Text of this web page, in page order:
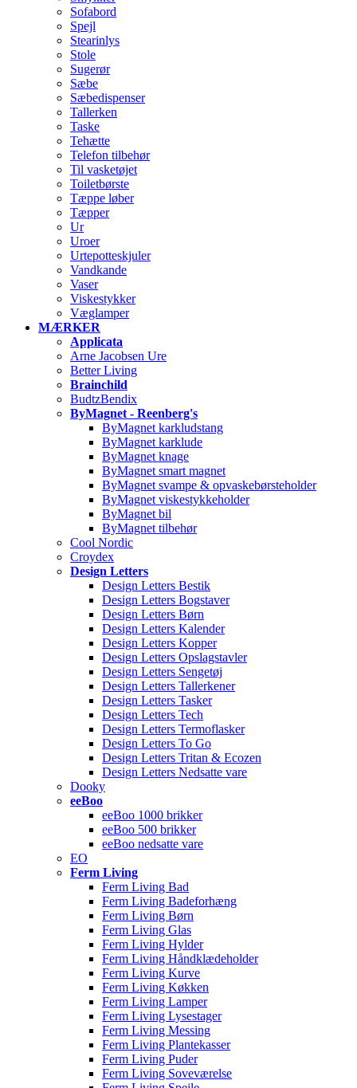
Sofabord
Spejl
Stearinlys
Stole
Sugerør
Sæbe
Sæbedispenser
Tallerken
Taske
Tehætte
Telefon tilbehør
Til vasketøjet
Toiletbørste
Tæppe løber
Tæpper
Ur
Uroer
Urtepotteskjuler
Vandkande
Vaser
Viskestykker
Væglamper
MÆRKER
Applicata
Arne Jacobsen Ure
Better Living
Brainchild
BudtzBendix
ByMagnet - Reenberg's
ByMagnet karkludstang
ByMagnet karklude
ByMagnet knage
ByMagnet smart magnet
ByMagnet svampe & opvaskebørsteholder
ByMagnet viskestykkeholder
ByMagnet bil
ByMagnet tilbehør
Cool Nordic
Croydex
Design Letters
Design Letters Bestik
Design Letters Bogstaver
Design Letters Børn
Design Letters Kalender
Design Letters Kopper
Design Letters Opslagstavler
Design Letters Sengetøj
Design Letters Tallerkener
Design Letters Tasker
Design Letters Tech
Design Letters Termoflasker
Design Letters To Go
Design Letters Tritan & Ecozen
Design Letters Nedsatte vare
Dooky
eeBoo
eeBoo 1000 brikker
eeBoo 500 brikker
eeBoo nedsatte vare
EO
Ferm Living
Ferm Living Bad
Ferm Living Badeforhæng
Ferm Living Børn
Ferm Living Glas
Ferm Living Hylder
Ferm Living Håndklædeholder
Ferm Living Kurve
Ferm Living Køkken
Ferm Living Lamper
Ferm Living Lysestager
Ferm Living Messing
Ferm Living Plantekasser
Ferm Living Puder
Ferm Living Soveværelse